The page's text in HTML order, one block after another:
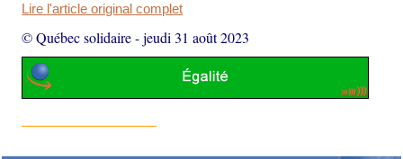
Lire l'article original complet
© Québec solidaire-jeudi 31 août 2023